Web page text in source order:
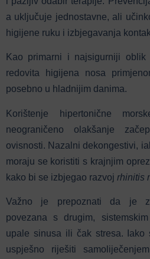
a uključuje jednostavne, ali
higijene ruku i izbjegavanja
Kao primarni i najsigurniji oblik
redovita higijena nosa
posebno u hladnijim danima.
Korištenje hipertonične
neograničeno olakšanje
ovisnosti. Nazalni dekongestivi,
moraju se koristiti s krajnjim
kako bi se izbjegao razvoj rhinitis
Važno je prepoznati da je
povezana s drugim,
upale sinusa ili čak stresa. Iako
uspješno riješiti